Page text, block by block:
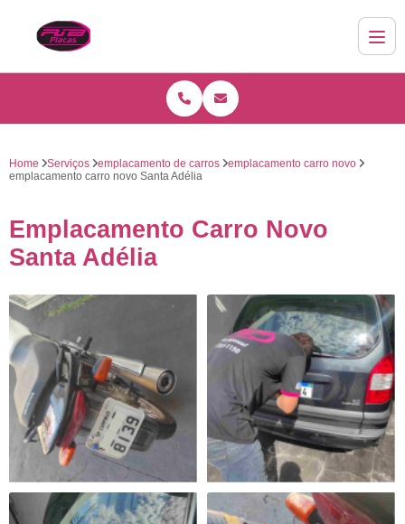
Home Serviços emplacamento de carros
emplacamento carro novo
emplacamento carro novo Santa Adélia
Emplacamento Carro Novo
Santa Adélia